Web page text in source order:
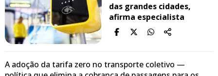
das grandes cidades,
afirma especialista
A adoção da tarifa zero no transporte coletivo —